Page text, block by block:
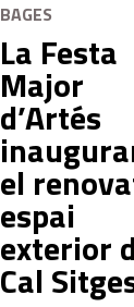
BAGES
La Festa
Major
d’Artés
el
espai
exterior
Cal